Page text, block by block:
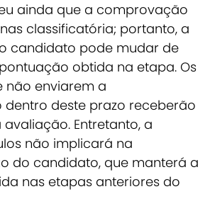
ainda que a comprovação
classificatória; portanto, a
candidato pode mudar de
obtida na etapa. Os
não enviarem a
deste prazo receberão
Entretanto, a
não implicará na
do candidato, que manterá a
nas etapas anteriores do